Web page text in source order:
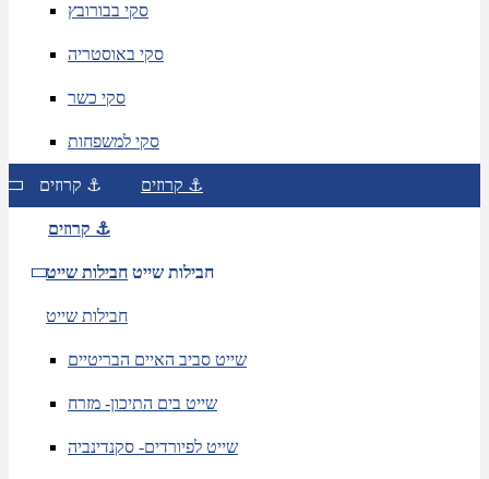
סקי בבורובץ
סקי באוסטריה
סקי כשר
סקי למשפחות
קרוזים ⚓ קרוזים ⚓
קרוזים ⚓
חבילות שייט חבילות שייט
חבילות שייט
שייט סביב האיים הבריטיים
שייט בים התיכון- מזרח
שייט לפיורדים- סקנדינביה